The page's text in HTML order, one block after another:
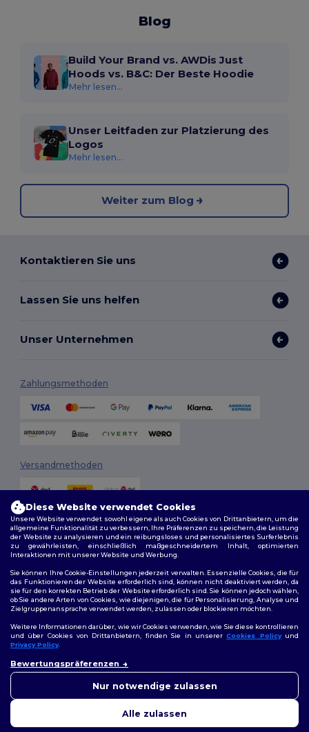
Blog
Build Your Brand vs. AWDis Just
Hoods vs. B&C: Der Beste Hoodie
Mehr lesen...
Unser Leitfaden zur Platzierung des
Logos
Mehr lesen...
Weiter zum Blog
Kontaktieren Sie uns
Lassen Sie uns helfen
Unser Unternehmen
Zahlungsmethoden
Versandmethoden
Allgemeine Geschäftsbedingungen|Personalisierungsrichtlinien
|
Datenschutzbestimmungen
Berlin|Hamburg|München|Köln|Frankfurt|Essen|Dortmund|
|Bremen
Diese Website verwendet Cookies
Unsere Website verwendet sowohl eigene als auch Cookies von Drittanbietern, um die
allgemeine Funktionalität zu verbessern, Ihre Präferenzen zu speichern, die Leistung
der Website zu analysieren und ein reibungsloses und personalisiertes Surferlebnis
zu gewährleisten, einschließlich maßgeschneidertem Inhalt, optimierten
Interaktionen mit unserer Website und Werbung.
Sie können Ihre Cookie-Einstellungen jederzeit verwalten. Essenzielle Cookies, die für
das Funktionieren der Website erforderlich sind, können nicht deaktiviert werden, da
sie für den korrekten Betrieb der Website erforderlich sind. Sie können jedoch wählen,
ob Sie andere Arten von Cookies, wie diejenigen, die für Personalisierung, Analyse und
Zielgruppenansprache verwendet werden, zulassen oder blockieren möchten.
Weitere Informationen darüber, wie wir Cookies verwenden, wie Sie diese kontrollieren
und über Cookies von Drittanbietern, finden Sie in unsererCookies Policyund
Privacy Policy.
Bewertungspräferenzen
Nur notwendige zulassen
Alle zulassen
uns jederzeit kontaktieren.
Ihnen zu helfen.